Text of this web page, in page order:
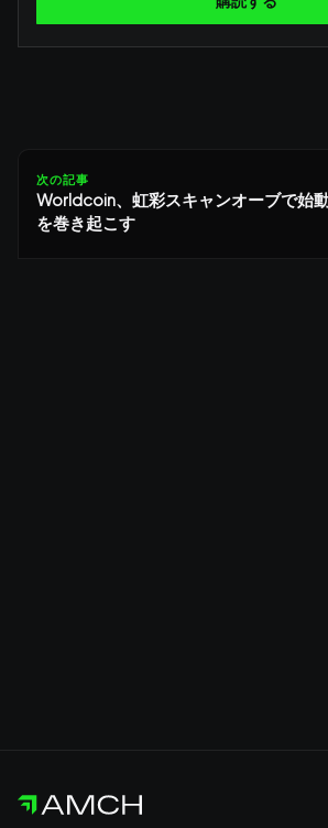
次の記事
Worldcoin、虹彩スキャンオーブで始
を巻き起こす